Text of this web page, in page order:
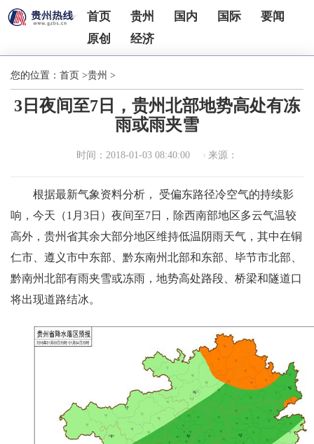
首页 贵州 国内 国际
要闻
原创
经济
您的位置： 首页 >贵州 >
3日夜间至7日，贵州北部地势高处有冻
雨或雨夹雪
时间：2018-01-03 08:40:00 来源：
根据最新气象资料分析， 受偏东路径冷空气的持续影
响，今天（1月3日）夜间至7日，除西南部地区多云气温较
高外，贵州省其余大部分地区维持低温阴雨天气，其中在铜
仁市、遵义市中东部、黔东南州北部和东部、毕节市北部、
黔南州北部有雨夹雪或冻雨，地势高处路段、桥梁和隧道口
将出现道路结冰。